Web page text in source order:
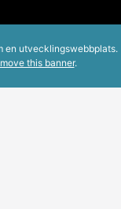
en utvecklingswebbplats.
this banner.